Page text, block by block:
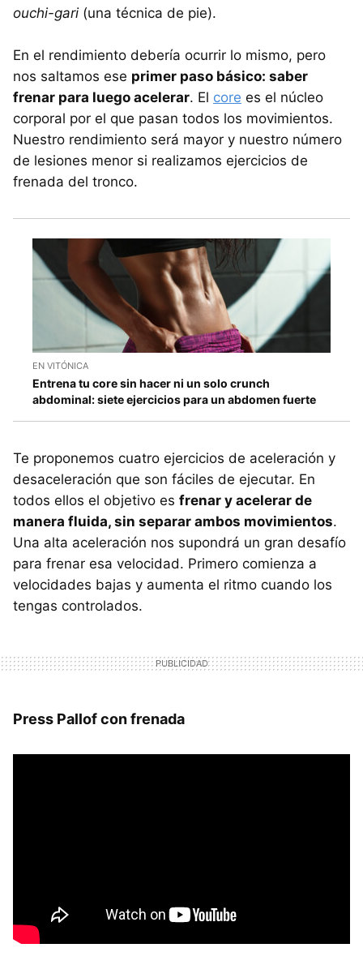
ouchi-gari (una técnica de pie).
En el rendimiento debería ocurrir lo mismo, pero
nos saltamos ese primer paso básico: saber
frenar para luego acelerar. El core es el núcleo
corporal por el que pasan todos los movimientos.
Nuestro rendimiento será mayor y nuestro número
de lesiones menor si realizamos ejercicios de
frenada del tronco.
EN VITÓNICA
Entrena tu core sin hacer ni un solo crunch
abdominal: siete ejercicios para un abdomen fuerte
Te proponemos cuatro ejercicios de aceleración y
desaceleración que son fáciles de ejecutar. En
todos ellos el objetivo es frenar y acelerar de
manera fluida, sin separar ambos movimientos.
Una alta aceleración nos supondrá un gran desafío
para frenar esa velocidad. Primero comienza a
velocidades bajas y aumenta el ritmo cuando los
tengas controlados.
Press Pallof con frenada